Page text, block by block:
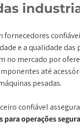
fornecedores
e a qualidade das
no mercado por
até
pesadas.
confiável
para operações